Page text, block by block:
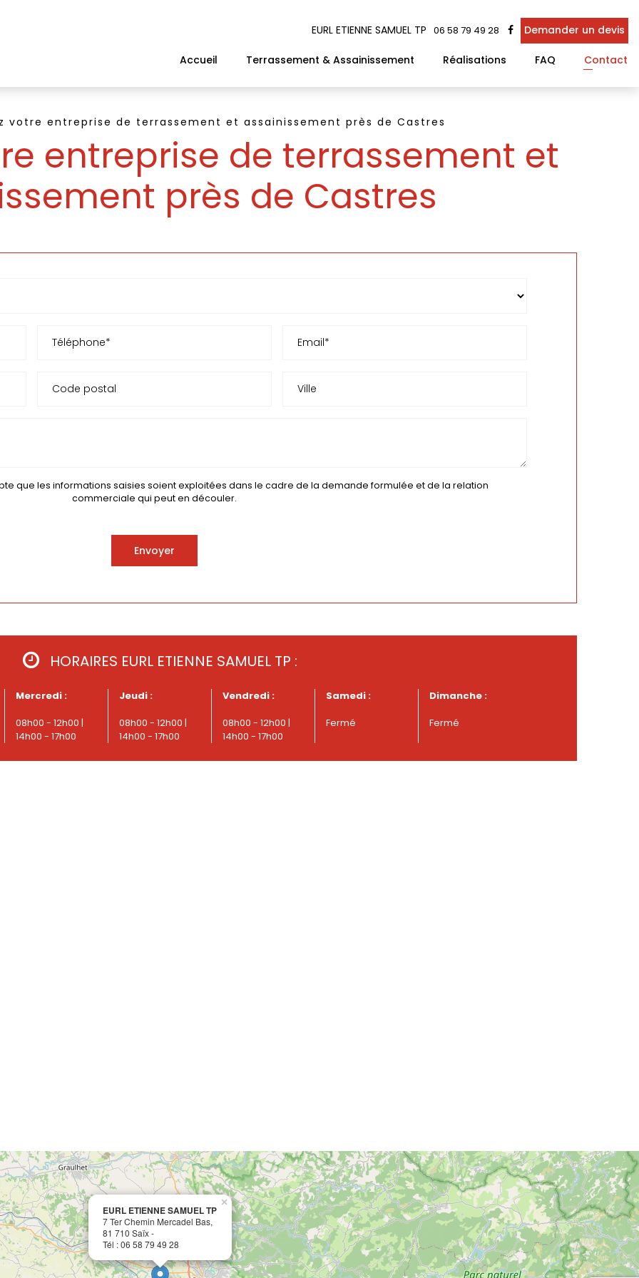
EURL ETIENNE SAMUEL TP 06 58 79 49 28 Demander un devis
Accueil Terrassement & Assainissement Réalisations FAQ Contact
votre entreprise de terrassement et assainissement près de Castres
entreprise de terrassement et
près de Castres
que les informations saisies soient exploitées dans le cadre de la demande formulée et de la relation
commerciale qui peut en découler.
HORAIRES EURL ETIENNE SAMUEL TP :
Mercredi :
08h00 - 12h00 |
14h00 - 17h00
Jeudi :
08h00 - 12h00 |
14h00 - 17h00
Vendredi :
08h00 - 12h00 |
14h00 - 17h00
Samedi :
Fermé
Dimanche :
Fermé
EURL ETIENNE SAMUEL TP
7 Ter Chemin Mercadel Bas,
81 710 Saïx -
Tél : 06 58 79 49 28
×